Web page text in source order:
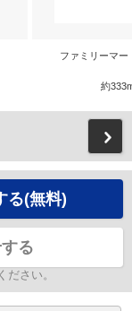
ファミリーマー
約
る(無料)
る
さい。